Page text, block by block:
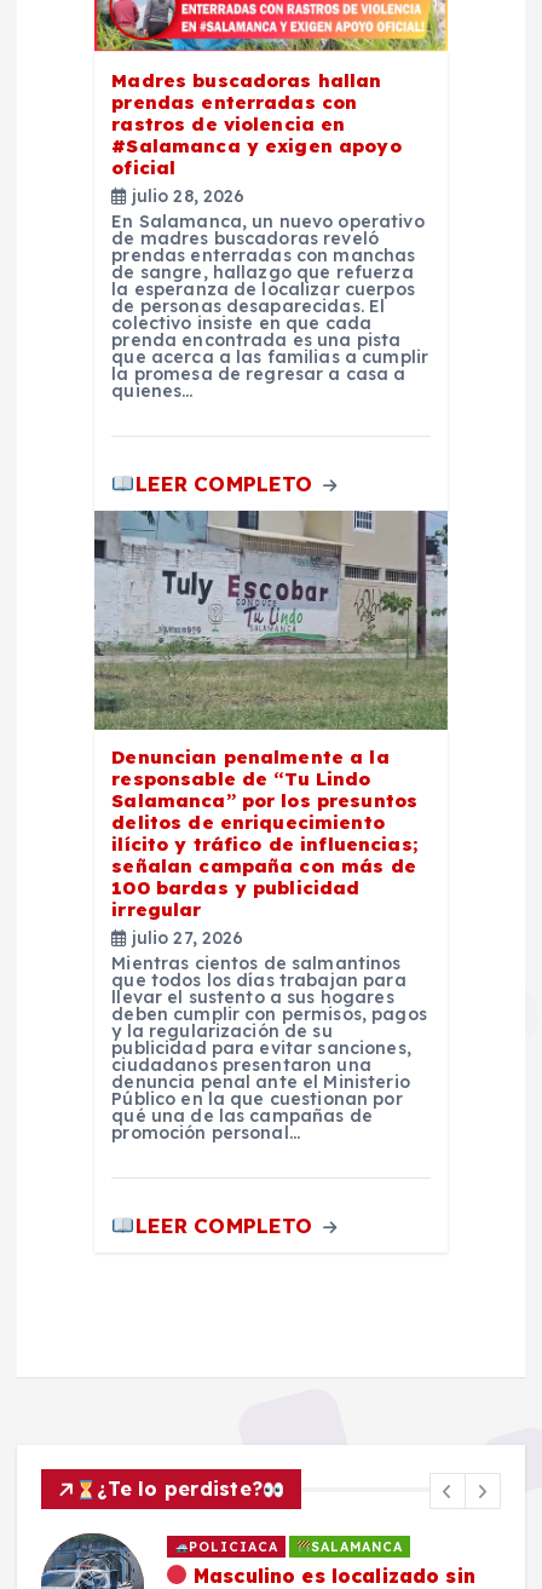
Madres buscadoras hallan
prendas enterradas con
rastros de violencia en
#Salamanca y exigen apoyo
oficial
julio 28, 2026
En Salamanca, un nuevo operativo
de madres buscadoras reveló
prendas enterradas con manchas
de sangre, hallazgo que refuerza
la esperanza de localizar cuerpos
de personas desaparecidas. El
colectivo insiste en que cada
prenda encontrada es una pista
que acerca a las familias a cumplir
la promesa de regresar a casa a
quienes…
LEER COMPLETO
Denuncian penalmente a la
responsable de “Tu Lindo
Salamanca” por los presuntos
delitos de enriquecimiento
ilícito y tráfico de influencias;
señalan campaña con más de
100 bardas y publicidad
irregular
julio 27, 2026
Mientras cientos de salmantinos
que todos los días trabajan para
llevar el sustento a sus hogares
deben cumplir con permisos, pagos
y la regularización de su
publicidad para evitar sanciones,
ciudadanos presentaron una
denuncia penal ante el Ministerio
Público en la que cuestionan por
qué una de las campañas de
promoción personal…
LEER COMPLETO
¿Te lo perdiste?
POLICIACA SALAMANCA
Masculino es localizado sin